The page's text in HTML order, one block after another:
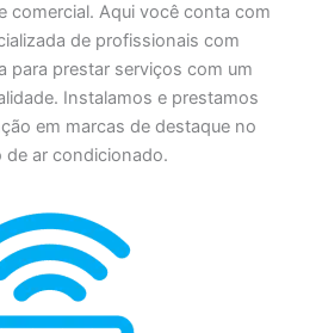
comercial. Aqui você conta com
de profissionais com
para prestar serviços com um
Instalamos e prestamos
em marcas de destaque no
de ar condicionado.